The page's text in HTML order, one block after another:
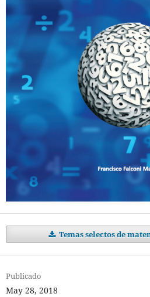
Temas selectos de
Publicado
May 28, 2018